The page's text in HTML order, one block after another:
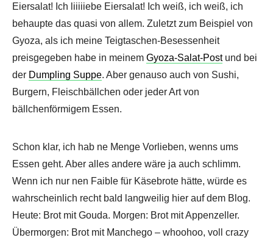
Eiersalat! Ich liiiiiebe Eiersalat! Ich weiß, ich weiß, ich
behaupte das quasi von allem. Zuletzt zum Beispiel von
Gyoza, als ich meine Teigtaschen-Besessenheit
preisgegeben habe in meinem Gyoza-Salat-Postund bei
der Dumpling Suppe. Aber genauso auch von Sushi,
Burgern, Fleischbällchen oder jeder Art von
bällchenförmigem Essen.
Schon klar, ich hab ne Menge Vorlieben, wenns ums
Essen geht. Aber alles andere wäre ja auch schlimm.
Wenn ich nur nen Faible für Käsebrote hätte, würde es
wahrscheinlich recht bald langweilig hier auf dem Blog.
Heute: Brot mit Gouda. Morgen: Brot mit Appenzeller.
Übermorgen: Brot mit Manchego – whoohoo, voll crazy